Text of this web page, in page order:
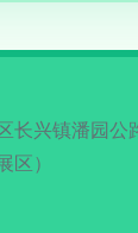
长兴镇潘园公
区）